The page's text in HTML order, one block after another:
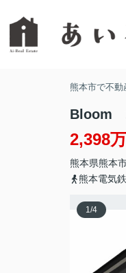
熊本市で不
Bloom
2,398
熊本県熊本
熊本電気
1/4